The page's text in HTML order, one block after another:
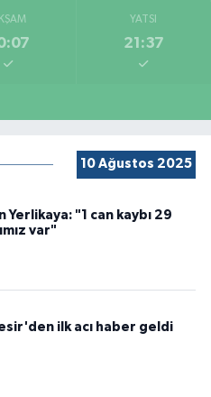
YATSI
21:37
10 Ağustos 2025
Yerlikaya: "1 can kaybı 29
var"
ilk acı haber geldi